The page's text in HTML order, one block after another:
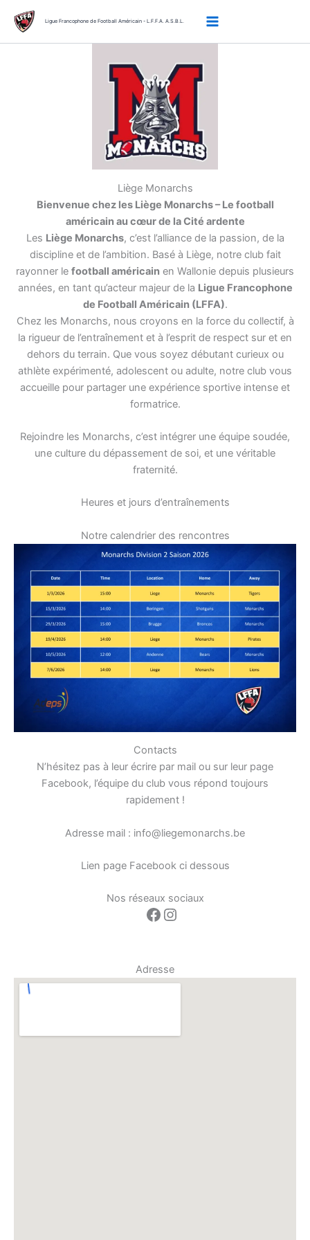
contenu
Ligue Francophone de Football Américain - L.F.F.A. A.S.B.L.
Liège Monarchs
Bienvenue chez les Liège Monarchs – Le football
américain au cœur de la Cité ardente
Les Liège Monarchs, c’est l’alliance de la passion, de la
discipline et de l’ambition. Basé à Liège, notre club fait
rayonner le football américain en Wallonie depuis plusieurs
années, en tant qu’acteur majeur de la Ligue Francophone
de Football Américain (LFFA).
Chez les Monarchs, nous croyons en la force du collectif, à
la rigueur de l’entraînement et à l’esprit de respect sur et en
dehors du terrain. Que vous soyez débutant curieux ou
athlète expérimenté, adolescent ou adulte, notre club vous
accueille pour partager une expérience sportive intense et
formatrice.
Rejoindre les Monarchs, c’est intégrer une équipe soudée,
une culture du dépassement de soi, et une véritable
fraternité.
Heures et jours d’entraînements
Notre calendrier des rencontres
Contacts
N’hésitez pas à leur écrire par mail ou sur leur page
Facebook, l’équipe du club vous répond toujours
rapidement !
Adresse mail : info@liegemonarchs.be
Lien page Facebook ci dessous
Nos réseaux sociaux
Facebook
Instagram
Adresse